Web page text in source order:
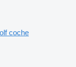
coche